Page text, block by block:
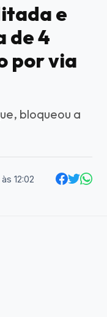
e
de 4
por via
bloqueou a
às 12:02